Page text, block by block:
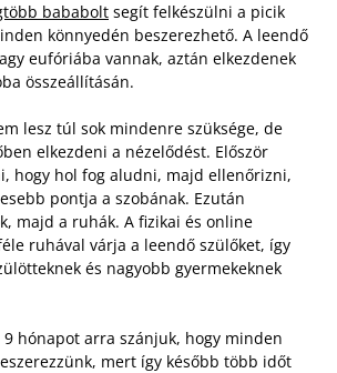
bababolt segít felkészülni a picik
könnyedén beszerezhető. A leendő
eufóriába vannak, aztán elkezdenek
összeállításán.
lesz túl sok mindenre szüksége, de
elkezdeni a nézelődést. Először
hogy hol fog aludni, majd ellenőrizni,
pontja a szobának. Ezután
majd a ruhák. A fizikai és online
ruhával várja a leendő szülőket, így
és nagyobb gyermekeknek
hónapot arra szánjuk, hogy minden
mert így később több időt